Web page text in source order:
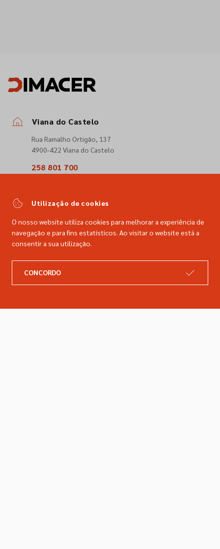
Viana do Castelo
Rua Ramalho Ortigão, 137
4900-422 Viana do Castelo
258 801 700
comercial@dimacer.com
Catálogo
Utilização de cookies
O nosso website utiliza cookies para melhorar a experiência de
navegação e para fins estatísticos. Ao visitar o website está a
consentir a sua utilização.
CONCORDO